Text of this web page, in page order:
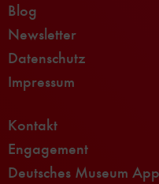
Blog
Newsletter
Datenschutz
Impressum
Kontakt
Engagement
Deutsches Museum App